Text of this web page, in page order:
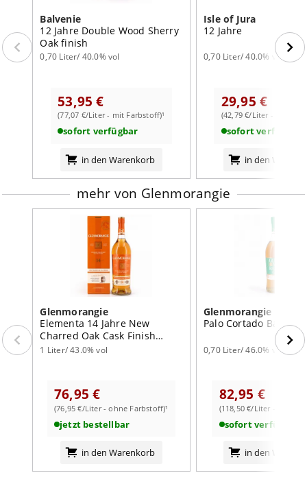
Balvenie
12 Jahre Double Wood Sherry
Oak finish
0,70 Liter/ 40.0% vol
53,95 €
(77,07 €/Liter - mit Farbstoff)¹
sofort verfügbar
in den Warenkorb
Isle of Jura
12 Jahre
0,70 Liter/ 40.0% vol
29,95 €
(42,79 €/Liter - mit
sofort verfügbar
in den
mehr von Glenmorangie
Glenmorangie
Elementa 14 Jahre New
Charred Oak Cask Finish
Literflasche
1 Liter/ 43.0% vol
76,95 €
(76,95 €/Liter - ohne Farbstoff)¹
jetzt bestellbar
in den Warenkorb
Glenmorangie
Palo Cortado Barrel
0,70 Liter/ 46.0% vol
82,95 €
(118,50 €/Liter - mit
sofort verfügbar
in den